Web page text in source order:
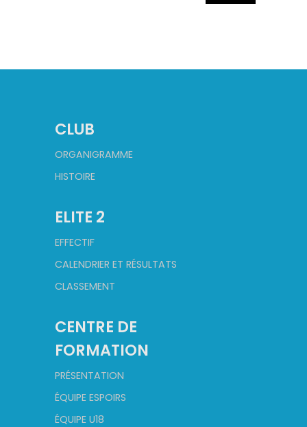
CLUB
ORGANIGRAMME
HISTOIRE
ELITE 2
EFFECTIF
CALENDRIER ET RÉSULTATS
CLASSEMENT
CENTRE DE
FORMATION
PRÉSENTATION
ÉQUIPE ESPOIRS
ÉQUIPE U18